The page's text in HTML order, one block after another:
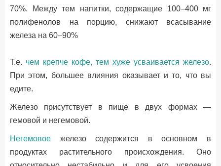
70%. Между тем напитки, содержащие 100–400 мг
полифенолов на порцию, снижают всасывание
железа на 60–90%
Т.е. чем крепче кофе, тем хуже усваивается железо.
При этом, большее влияния оказывает и то, что вы
едите.
Железо присутствует в пище в двух формах —
гемовой и негемовой.
Негемовое железо содержится в основном в
продуктах растительного происхождения. Оно